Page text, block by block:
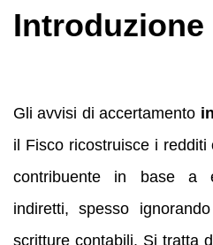
Introduzione
Gli avvisi di accertamento
il Fisco ricostruisce i redditi
contribuente in base a
indiretti, spesso
scritture contabili. Si tratta